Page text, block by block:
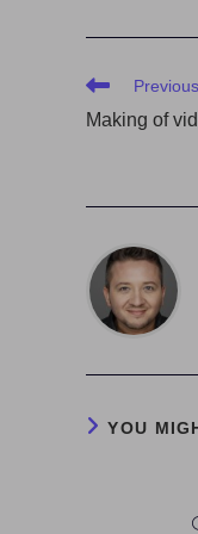
Read
articles
Making of
YOU